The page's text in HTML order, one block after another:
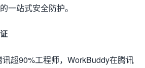
一站式安全防护。
超90%工程师，WorkBuddy在腾讯